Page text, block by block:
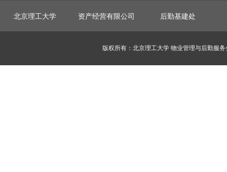
北京理工大学 资产经营有限公司 后勤基建处
版权所有：北京理工大学 物业管理与后勤服务